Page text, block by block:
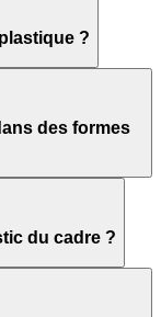
?
des formes
du cadre ?